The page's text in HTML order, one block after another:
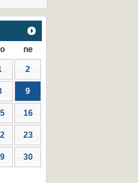
ne
2
9
16
23
30